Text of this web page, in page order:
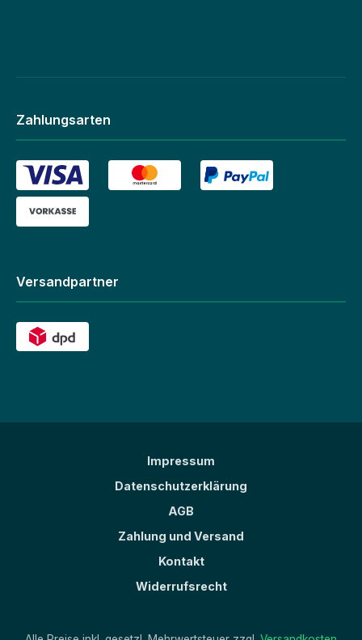
Zahlungsarten
Versandpartner
Impressum
Datenschutzerklärung
AGB
Zahlung und Versand
Kontakt
Widerrufsrecht